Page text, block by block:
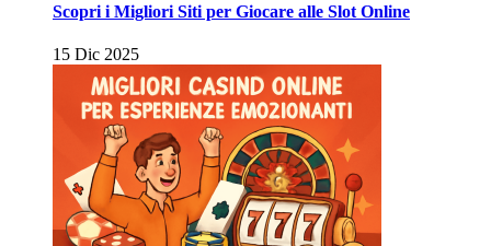
Scopri i Migliori Siti per Giocare alle Slot Online
15 Dic 2025